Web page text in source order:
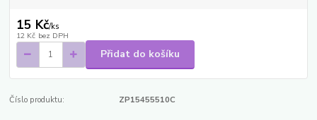
15 Kč/ks
12 Kč bez DPH
Přidat do košíku
Číslo produktu: ZP15455510C